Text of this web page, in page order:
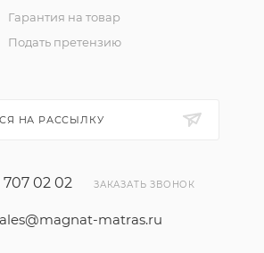
Гарантия на товар
Подать претензию
НА РАССЫЛКУ
02 02 ЗАКАЗАТЬ ЗВОНОК
matras.ru